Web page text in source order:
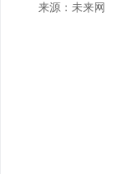
来源：未来网